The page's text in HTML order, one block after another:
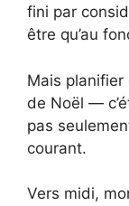
fini par
être qu’au
Mais
de Noël —
pas
courant.
Vers midi,